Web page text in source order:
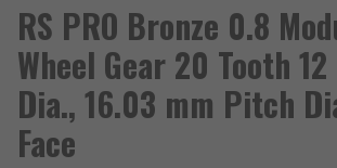
RS PRO Bronze 0.8
Wheel Gear 20 Tooth
Dia., 16.03 mm Pitch
Face